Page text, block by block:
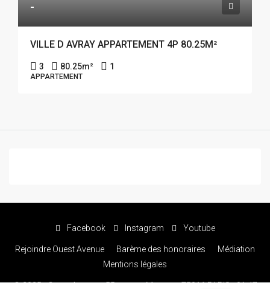
-
VILLE D AVRAY APPARTEMENT 4P 80.25M²
3 80.25m² 1
APPARTEMENT
Facebook Instagram Youtube
Rejoindre Ouest Avenue Barème des honoraires
Médiation
Mentions légales
© 2025 - Ouest Avenue - 55 avenue Marceau 75016 PARIS - 01 47